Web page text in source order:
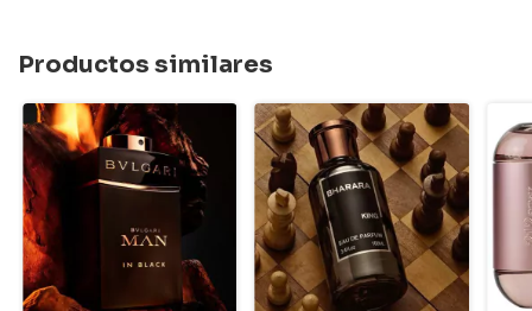
Productos similares